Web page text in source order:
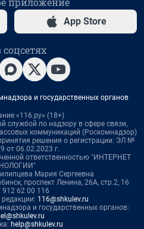
App Store
и государственных органов
«116.ру» (18+)
службой по надзору в сфере связи,
коммуникаций (Роскомнадзор)
решения о регистрации: ЭЛ №
от 06.02.2023 г.
ответственностью "ИНТЕРНЕТ
Мария Сергеевна
проспект Ленина, 26А, стр.2, 16
912 62 00 116
116@shkulev.ru
и государственных органов:
help@shkulev.ru